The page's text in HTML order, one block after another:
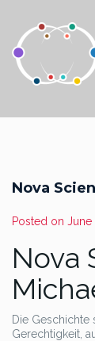
Nova
Posted on June
Nova
Die Geschichte
Gerechtigkeit,